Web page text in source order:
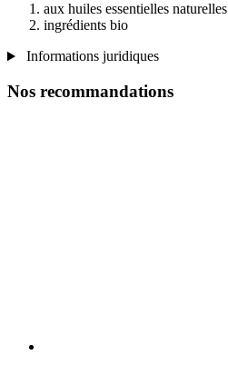
aux huiles essentielles naturelles
ingrédients bio
Informations juridiques
Nos recommandations